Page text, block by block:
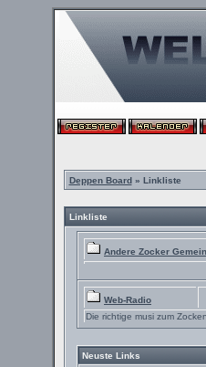
Deppen Board» Linkliste
Linkliste
Andere Zocker
Web-Radio
Die richtige musi zum
Neuste Links